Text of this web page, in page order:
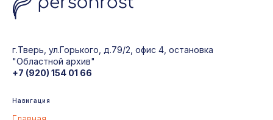
г.Тверь, ул.Горького, д.79/2, офис 4, остановка
"Областной архив"
+7 (920) 154 01 66
Навигация